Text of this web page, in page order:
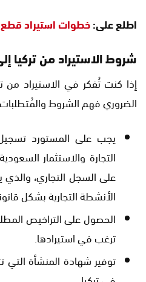
اطلع على:خطوات استيراد قطع
شروط الاستيراد من تركيا
إذا كنت تُفكر في الاستيراد من
الضروري فهم الشروط والمُتطلبات
يجب على المستورد
التجارة والاستثمار
على السجل التجاري،
الأنشطة التجارية بشكل
الحصول على التراخيص
ترغب في استيرادها.
توفير شهادة المنشأة